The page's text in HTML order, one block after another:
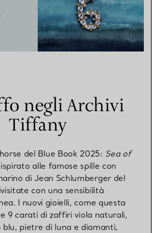
negli Archivi
Tiffany
del Blue Book 2025: Sea of
alle famose spille con
di Jean Schlumberger del
con una sensibilità
I nuovi gioielli, come questa
9 carati di zaffiri viola naturali,
pietre di luna e diamanti,